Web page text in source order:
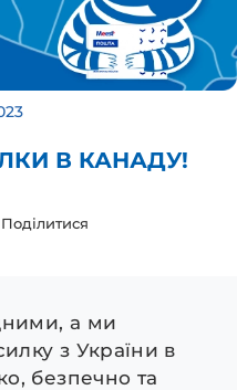
В КАНАДУ!
Поділитися
а ми
з України в
безпечно та